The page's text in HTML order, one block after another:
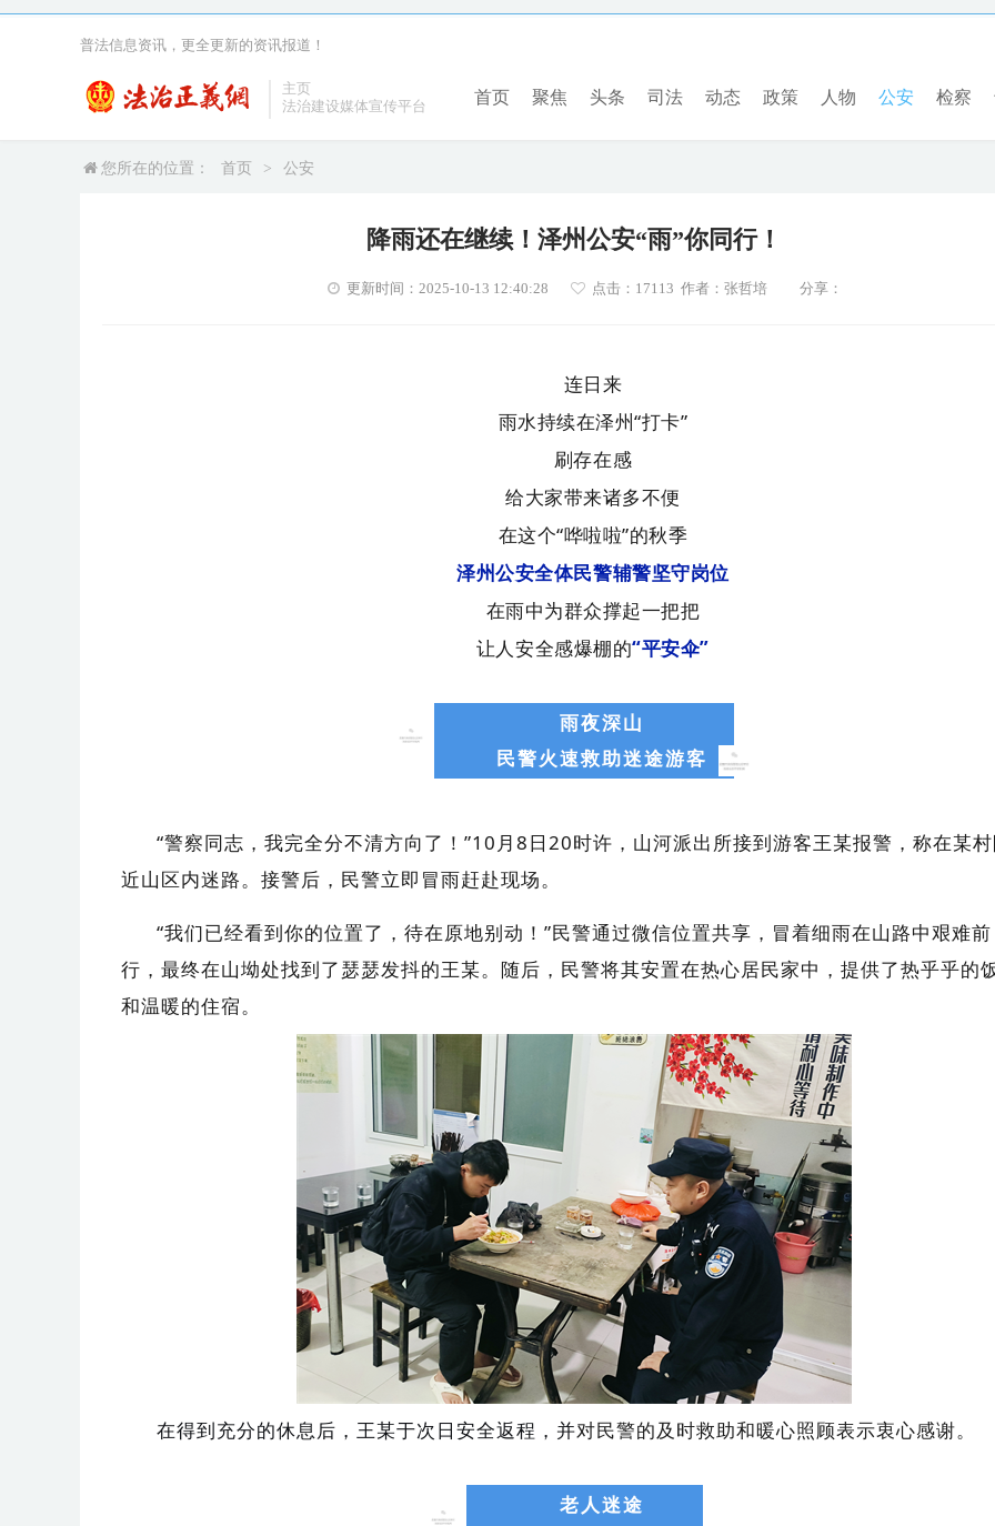
主页
法治建设媒体宣传平台
首页 聚焦 头条 司法 动态 政策 人物 公安 检察
普法信息资讯，更全更新的资讯报道！
您所在的位置： 首页 > 公安
降雨还在继续！泽州公安“雨”你同行！
更新时间：2025-10-13 12:40:28 点击： 17113 作者：张哲培 分享：
连日来
雨水持续在泽州“打卡”
刷存在感
给大家带来诸多不便
在这个“哗啦啦”的秋季
泽州公安全体民警辅警坚守岗位
在雨中为群众撑起一把把
让人安全感爆棚的“平安伞”
雨夜深山
民警火速救助迷途游客
“警察同志，我完全分不清方向了！”10月8日20时许，山河派出所接到游客王某报警，称在某
近山区内迷路。接警后，民警立即冒雨赶赴现场。
“我们已经看到你的位置了，待在原地别动！”民警通过微信位置共享，冒着细雨在山路中艰难前
行，最终在山坳处找到了瑟瑟发抖的王某。随后，民警将其安置在热心居民家中，提供了热乎乎的
和温暖的住宿。
在得到充分的休息后，王某于次日安全返程，并对民警的及时救助和暖心照顾表示衷心感谢。
老人迷途